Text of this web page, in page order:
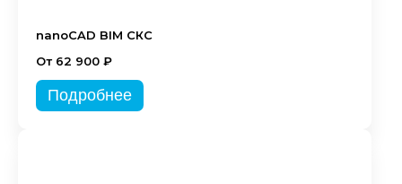
nanoCAD BIM СКС
От 62 900 ₽
Подробнее